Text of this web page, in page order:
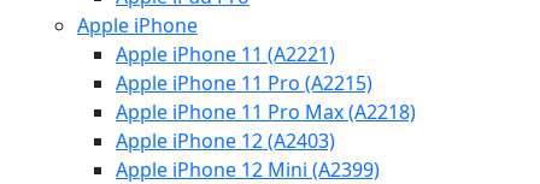
Apple iPhone
Apple iPhone 11 (A2221)
Apple iPhone 11 Pro (A2215)
Apple iPhone 11 Pro Max (A2218)
Apple iPhone 12 (A2403)
Apple iPhone 12 Mini (A2399)